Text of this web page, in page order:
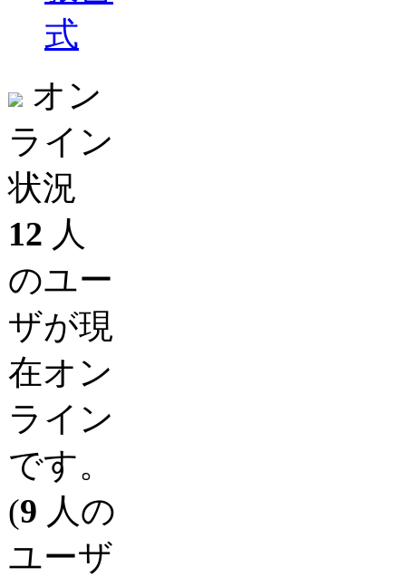
式
オン
ライン
状況
12 人
のユー
ザが現
在オン
ライン
です。
(9 人の
ユーザ